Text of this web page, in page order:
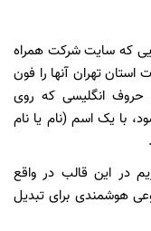
که سایت شرکت همراه
استان تهران آنها را فون
حروف انگلیسی که روی
با یک اسم (نام یا نام
در این قالب در واقع
هوشمندی برای تبدیل